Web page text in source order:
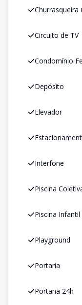
Churrasqueira
Circuito de TV
Condomínio
Depósito
Elevador
Interfone
Piscina
Piscina Infantil
Playground
Portaria
Portaria 24h